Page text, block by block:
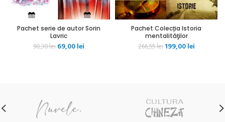
Pachet serie de autor Sorin
Lavric
90,30lei Prețul
69,00lei
Pachet Colecția Istoria
mentalităţilor
266,55lei Prețul
199,00leiPrețul